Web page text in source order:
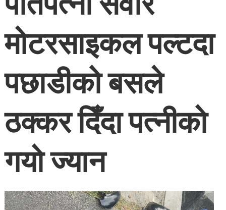
मोटरसाइकल पल्टदा
पछाडीको बसले
ठक्कर दिँदा पत्नीको
गयो ज्यान